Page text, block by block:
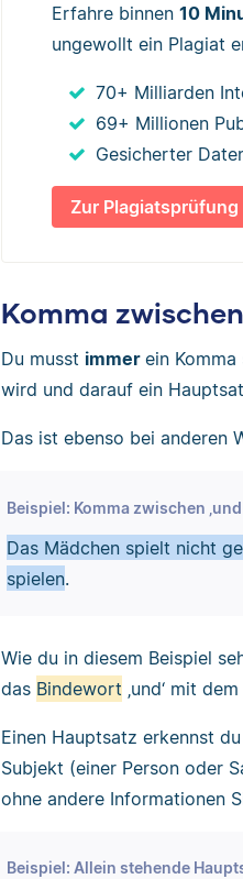
Erfahre binnen 10
ungewollt ein Plagiat
70+ Milliarden
69+ Millionen
Gesicherter
Zur Plagiatsprüfung
Komma zwischen
Du musst immer ein Komma
wird und darauf ein
Das ist ebenso bei anderen
Beispiel: Komma zwischen ‚und
Das Mädchen spielt nicht
spielen.
Wie du in diesem Beispiel
das Bindewort ‚und‘ mit
Einen Hauptsatz erkennst
Subjekt (einer Person oder
ohne andere Informationen
Beispiel: Allein stehende